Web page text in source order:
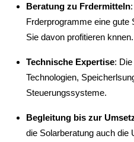
Beratung zu Frdermitteln
Frderprogramme eine gute
Sie davon profitieren knnen.
Technische Expertise:
Technologien,
Steuerungssysteme.
Begleitung bis zur
die Solarberatung auch